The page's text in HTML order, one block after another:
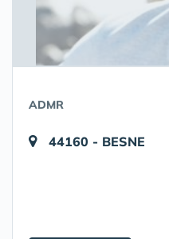
ADMR
44160 - BESNE